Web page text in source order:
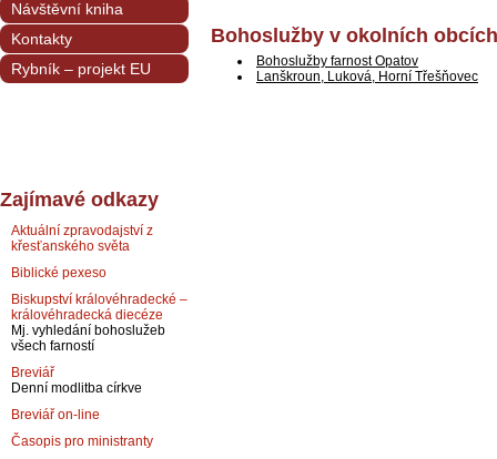
Bohoslužby v okolních obcích
Bohoslužby farnost Opatov
Lanškroun, Luková, Horní Třešňovec
Návštěvní kniha
Kontakty
Rybník – projekt EU
Zajímavé odkazy
Aktuální zpravodajství z
křesťanského světa
Biblické pexeso
Biskupství královéhradecké –
královéhradecká diecéze
Mj. vyhledání bohoslužeb
všech farností
Breviář
Denní modlitba církve
Breviář on-line
Časopis pro ministranty